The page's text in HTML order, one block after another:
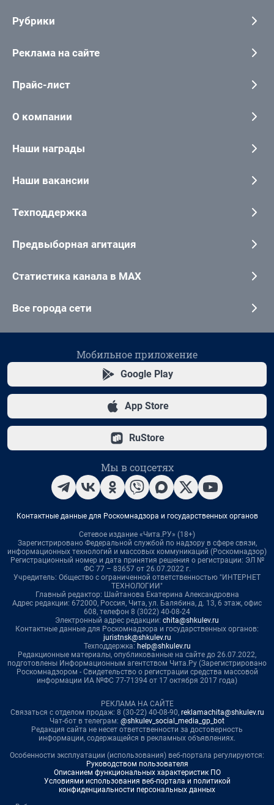
Рубрики
Реклама на сайте
Прайс-лист
О компании
Наши награды
Наши вакансии
Техподдержка
Предвыборная агитация
Статистика канала в MAX
Все города сети
Мобильное приложение
Google Play
App Store
RuStore
Мы в соцсетях
Контактные данные для Роскомнадзора и государственных органов
Сетевое издание «Чита.РУ» (18+)
Зарегистрировано Федеральной службой по надзору в сфере связи,
информационных технологий и массовых коммуникаций (Роскомнадзор)
Регистрационный номер и дата принятия решения о регистрации: ЭЛ №
ФС 77 – 83657 от 26.07.2022 г.
Учредитель: Общество с ограниченной ответственностью "ИНТЕРНЕТ
ТЕХНОЛОГИИ"
Главный редактор: Шайтанова Екатерина Александровна
Адрес редакции: 672000, Россия, Чита, ул. Балябина, д. 13, 6 этаж, офис
608, телефон 8 (3022) 40-08-24
Электронный адрес редакции: chita@shkulev.ru
Контактные данные для Роскомнадзора и государственных органов:
juristnsk@shkulev.ru
Техподдержка: help@shkulev.ru
Редакционные материалы, опубликованные на сайте до 26.07.2022,
подготовлены Информационным агентством Чита.Ру (Зарегистрировано
Роскомнадзором - Свидетельство о регистрации средства массовой
информации ИА №ФС 77-71394 от 17 октября 2017 года)
РЕКЛАМА НА САЙТЕ
Связаться с отделом продаж: 8 (30-22) 40-08-90, reklamachita@shkulev.ru
Чат-бот в телеграм: @shkulev_social_media_gp_bot
Редакция сайта не несет ответственности за достоверность
информации, содержащейся в рекламных объявлениях.
Особенности эксплуатации (использования) веб-портала регулируются:
Руководством пользователя
Описанием функциональных характеристик ПО
Условиями использования веб-портала и политикой
конфиденциальности персональных данных